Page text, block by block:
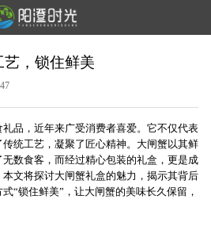
，锁住鲜美
品，近年来广受消费者喜爱。它不仅代表
统工艺，凝聚了匠心精神。大闸蟹以其鲜
数食客，而经过精心包装的礼盒，更是成
文将探讨大闸蟹礼盒的魅力，揭示其背后
“锁住鲜美”，让大闸蟹的美味长久保留，